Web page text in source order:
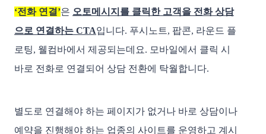
‘전화 연결’은 오토메시지를 클릭한 고객을 전화 상담
으로 연결하는 CTA입니다. 푸시노트, 팝콘, 라운드 플
로팅, 웰컴바에서 제공되는데요. 모바일에서 클릭 시
바로 전화로 연결되어 상담 전환에 탁월합니다.
별도로 연결해야 하는 페이지가 없거나 바로 상담이나
예약을 진행해야 하는 업종의 사이트를 운영하고 계시